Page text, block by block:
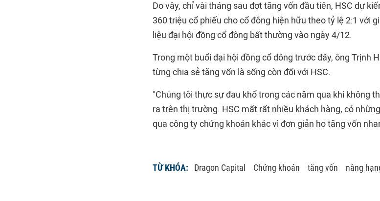
Do vậy, chỉ vài tháng sau đợt tăng vốn đầu tiên, HSC dự
360 triệu cổ phiếu cho cổ đông hiện hữu theo tỷ lệ 2:1 với
liệu đại hội đồng cổ đông bất thường vào ngày 4/12.
Trong một buổi đại hội đồng cổ đông trước đây, ông Trịnh
từng chia sẻ tăng vốn là sống còn đối với HSC.
"Chúng tôi thực sự đau khổ trong các năm qua khi không
ra trên thị trường. HSC mất rất nhiều khách hàng, có
qua công ty chứng khoán khác vì đơn giản họ tăng vốn
TỪ KHÓA: Dragon Capital Chứng khoán tăng vốn nâng